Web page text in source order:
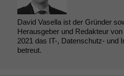
David Vasella ist der Gründer
Herausgeber und Redakteur
2021 das IT-, Datenschutz- und
betreut.